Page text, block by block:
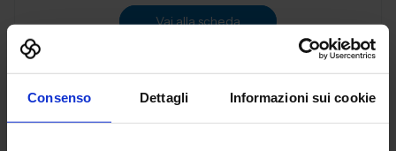
Consenso Dettagli Informazioni sui cookie
Vai alla scheda
3D PRINT ITALIA SRL